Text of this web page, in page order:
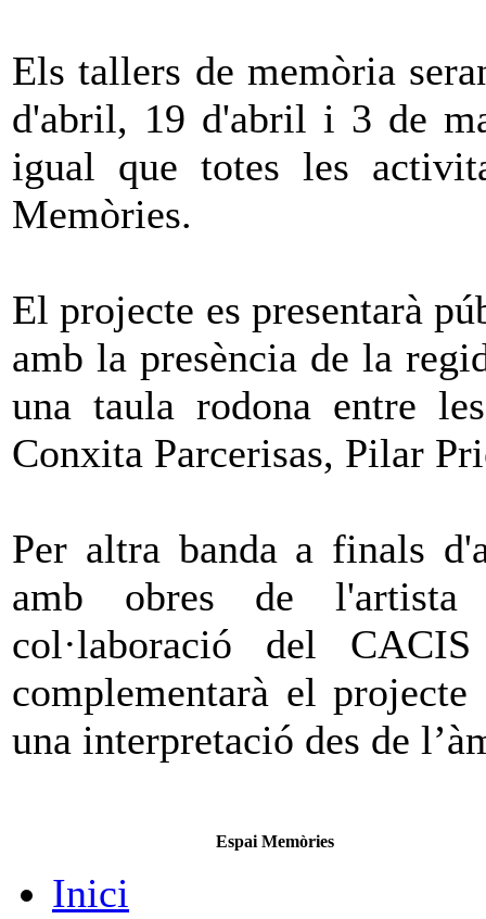
Els tallers de memòria
d'abril, 19 d'abril i 3 de
igual que totes les
Memòries.
El projecte es presentarà
amb la presència de la
una taula rodona entre
Conxita Parcerisas, Pilar
Per altra banda a finals
amb obres de l'artista
col·laboració del
complementarà el
una interpretació des de
Espai Memòries
Inici